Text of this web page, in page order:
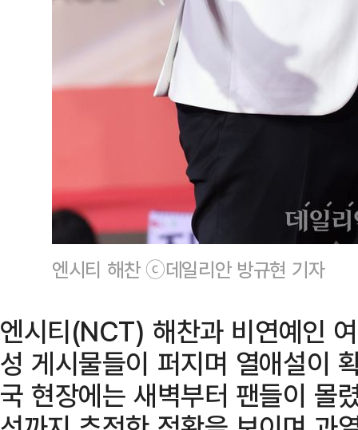
엔시티 해찬 ⓒ데일리안 방규현 기자
엔시티(NCT) 해찬과 비연예인
성 게시물들이 퍼지며 열애설이
국 현장에는 새벽부터 팬들이 몰